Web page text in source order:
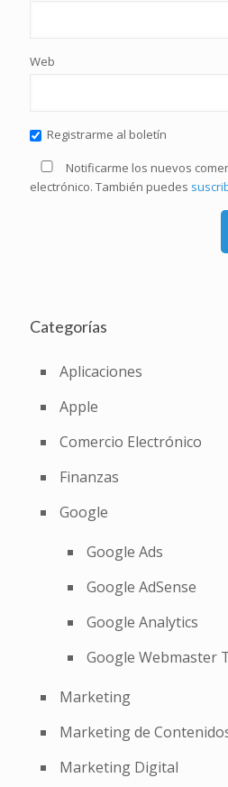
Web
Registrarme al boletín
Notificarme los nuevos
electrónico. También puedes
Categorías
Aplicaciones
Apple
Comercio Electrónico
Finanzas
Google
Google Ads
Google AdSense
Google Analytics
Google Webmaster
Marketing
Marketing de
Marketing Digital